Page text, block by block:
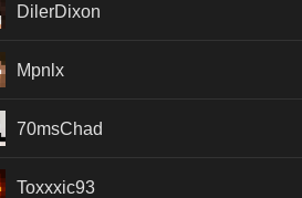
DilerDixon
Mpnlx
70msChad
Toxxxic93